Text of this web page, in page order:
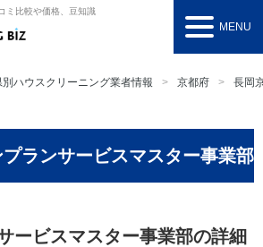
ミ比較や価格、豆知識
MENU
ハウスクリーニング業者情報 京都府 長岡
プランサービスマスター事業部
ービスマスター事業部の詳細